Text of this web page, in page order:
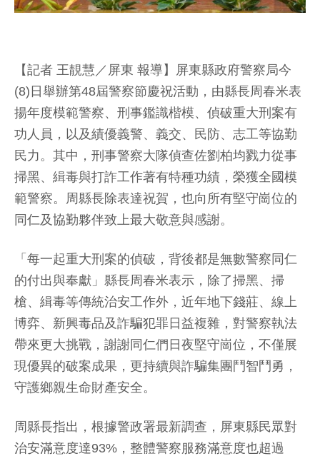
【記者 王靚慧／屏東 報導】屏東縣政府警察局今
(8)日舉辦第48屆警察節慶祝活動，由縣長周春米表
揚年度模範警察、刑事鑑識楷模、偵破重大刑案有
功人員，以及績優義警、義交、民防、志工等協勤
民力。其中，刑事警察大隊偵查佐劉柏均戮力從事
掃黑、緝毒與打詐工作著有特種功績，榮獲全國模
範警察。周縣長除表達祝賀，也向所有堅守崗位的
同仁及協勤夥伴致上最大敬意與感謝。
「每一起重大刑案的偵破，背後都是無數警察同仁
的付出與奉獻」縣長周春米表示，除了掃黑、掃
槍、緝毒等傳統治安工作外，近年地下錢莊、線上
博弈、新興毒品及詐騙犯罪日益複雜，對警察執法
帶來更大挑戰，謝謝同仁們日夜堅守崗位，不僅展
現優異的破案成果，更持續與詐騙集團鬥智鬥勇，
守護鄉親生命財產安全。
周縣長指出，根據警政署最新調查，屏東縣民眾對
治安滿意度達93%，整體警察服務滿意度也超過